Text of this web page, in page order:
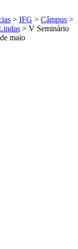
> IFG > Câmpus >
> V Seminário
maio